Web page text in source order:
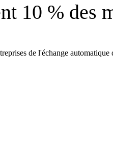
10 % des
de l'échange